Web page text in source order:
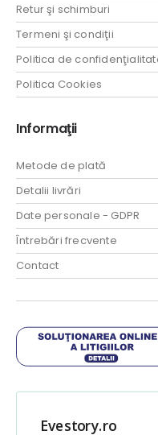
Retur şi schimburi
Termeni şi condiţii
Politica de
Politica Cookies
Informaţii
Metode de plată
Detalii livrări
Date personale - GDPR
Întrebări frecvente
Contact
Evestory.ro